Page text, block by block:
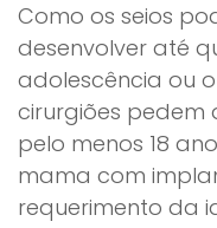
Como os seios
desenvolver até
adolescência ou
cirurgiões pedem
pelo menos 18
mama com
requerimento da